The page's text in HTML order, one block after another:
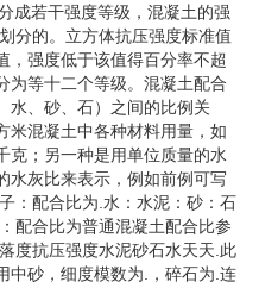
成若干强度等级，混凝土的强
分的。立方体抗压强度标准值
，强度低于该值得百分率不超
为等十二个等级。混凝土配合
水、砂、石）之间的比例关
米混凝土中各种材料用量，如
克；另一种是用单位质量的水
水灰比来表示，例如前例可写
：配合比为.水：水泥：砂：石
配合比为普通混凝土配合比参
度抗压强度水泥砂石水天天.此
中砂，细度模数为.，碎石为.连